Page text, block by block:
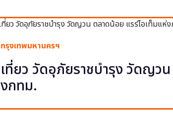
กรุงเทพมหานครฯ
เที่ยว วัดอุภัยราชบำรุง วัดญว
งกทม.